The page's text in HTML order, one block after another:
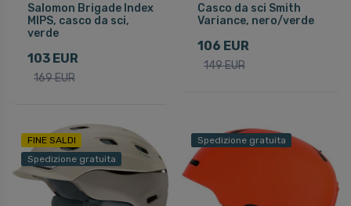
Salomon Brigade Index
MIPS, casco da sci,
verde
103 EUR
169 EUR
Casco da sci Smith
Variance, nero/verde
106 EUR
149 EUR
FINE SALDI
Spedizione gratuita
Spedizione gratuita